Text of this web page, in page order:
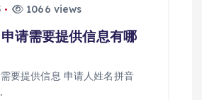
1066 views
请需要提供信息有哪
要提供信息 申请人姓名拼音